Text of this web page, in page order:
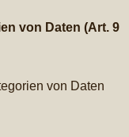
von Daten (Art. 9
von Daten